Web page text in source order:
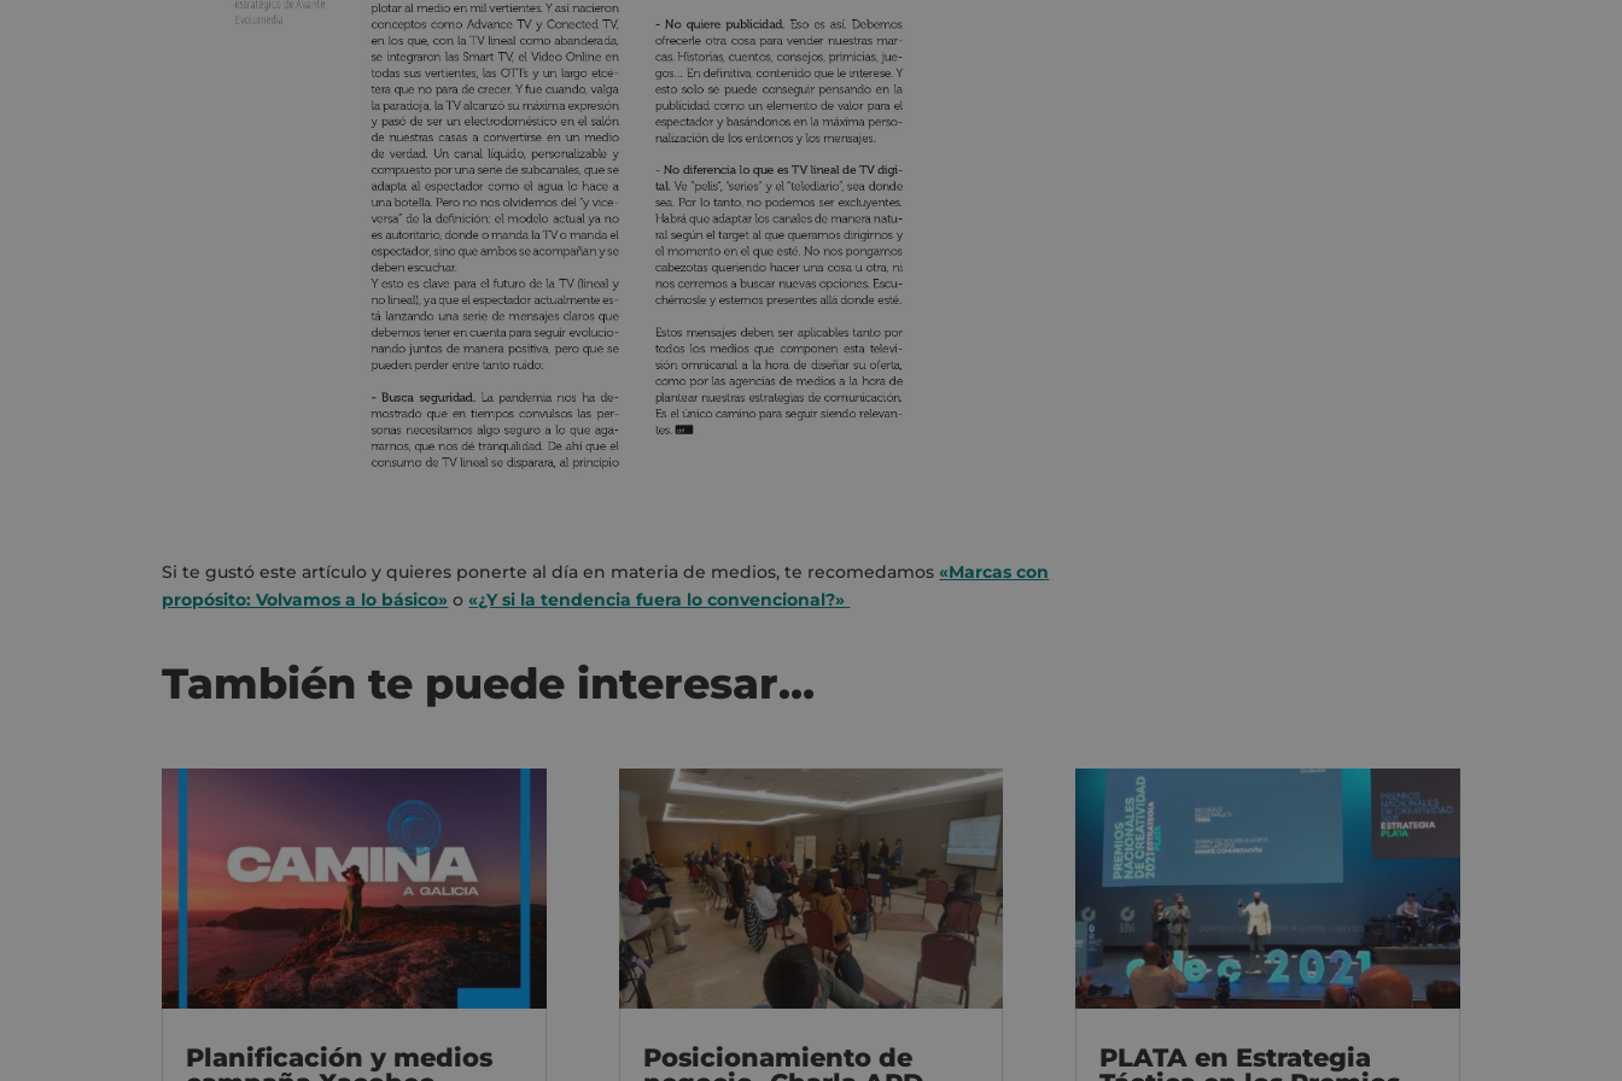
Si te gustó este artículo y quieres ponerte al día en materia de medios, te recomedamos«Marcas con
propósito: Volvamos a lo básico» o«¿Y si la tendencia fuera lo convencional?»
También te puede interesar…
Planificación y medios
Posicionamiento de
PLATA en Estrategia